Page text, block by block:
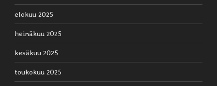
elokuu 2025
heinäkuu 2025
kesäkuu 2025
toukokuu 2025